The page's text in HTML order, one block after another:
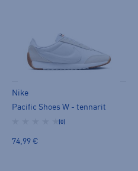
Nike
Pacific Shoes W - tennarit
(0)
74,99 €